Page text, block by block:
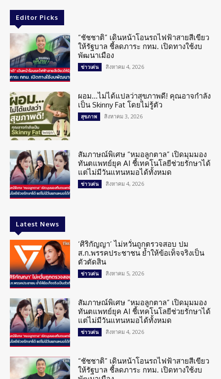
Editor Picks
“ชัชชาติ” เดินหน้าโอนรถไฟฟ้าสายสีเขียว
ให้รัฐบาล ชี้ลดภาระ กทม. เปิดทางใช้งบ
พัฒนาเมือง
ข่าวเด่น สิงหาคม 4, 2026
ผอม…ไม่ได้แปลว่าสุขภาพดี! คุณอาจกำลัง
เป็น Skinny Fat โดยไม่รู้ตัว
สุขภาพ สิงหาคม 3, 2026
สัมภาษณ์พิเศษ “หมอลูกตาล” เปิดมุมมอง
ทันตแพทย์ยุค AI ชี้เทคโนโลยีช่วยรักษาได้
แต่ไม่มีวันแทนหมอได้ทั้งหมด
ข่าวเด่น สิงหาคม 4, 2026
Latest News
‘ศิริกัญญา’ ไม่หวั่นถูกตรวจสอบ ปม
ส.ก.พรรคประชาชน ย้ำให้ข้อเท็จจริงเป็น
ตัวตัดสิน
ข่าวเด่น สิงหาคม 5, 2026
สัมภาษณ์พิเศษ “หมอลูกตาล” เปิดมุมมอง
ทันตแพทย์ยุค AI ชี้เทคโนโลยีช่วยรักษาได้
แต่ไม่มีวันแทนหมอได้ทั้งหมด
ข่าวเด่น สิงหาคม 4, 2026
“ชัชชาติ” เดินหน้าโอนรถไฟฟ้าสายสีเขียว
ให้รัฐบาล ชี้ลดภาระ กทม. เปิดทางใช้งบ